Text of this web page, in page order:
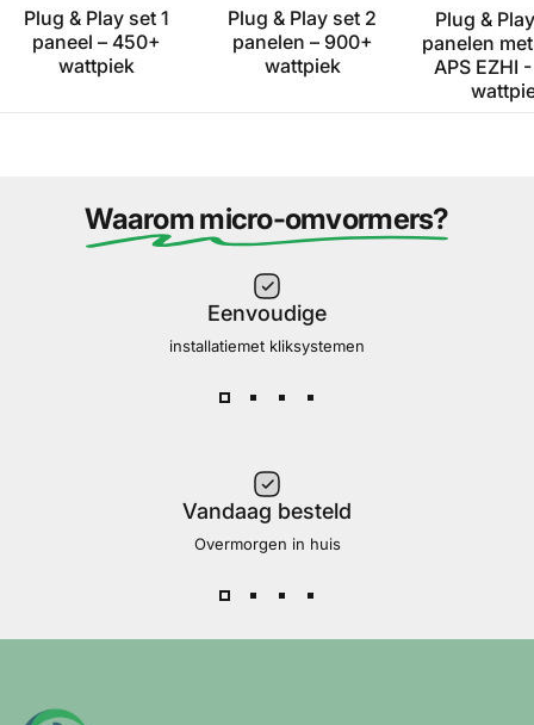
Plug & Play set 1
paneel – 450+
wattpiek
Plug & Play set 2
panelen – 900+
wattpiek
Plug &
panelen
APS EZHI
Waarom micro-omvormers?
Eenvoudige
installatiemet kliksystemen
Vandaag besteld
Overmorgen in huis
Simply Solar